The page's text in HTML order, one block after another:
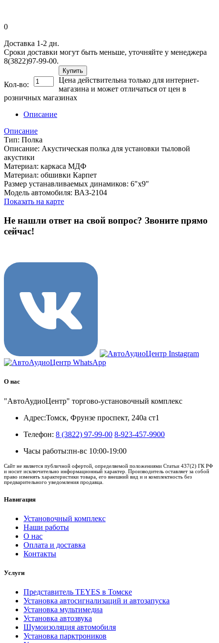
0
Доставка 1-2 дн.
Сроки доставки могут быть меньше, уточняйте у менеджера
8(3822)97-99-00.
Кол-во:
Купить
Цена действительна только для интернет-
магазина и может отличаться от цен в
розничных магазинах
Описание
Описание
Тип: Полка
Описание: Акустическая полка для установки тыловой
акустики
Материал: каркаса МДФ
Материал: обшивки Карпет
Размер устанавливаемых динамиков: 6"х9"
Модель автомобиля: ВАЗ-2104
Показать на карте
Не нашли ответ на свой вопрос? Звоните прямо
сейчас!
О нас
"АвтоАудиоЦентр" торгово-установочный комплекс
Адрес:Томск, Фрунзе проспект, 240а ст1
Телефон: 8 (3822) 97-99-00 8-923-457-9900
Часы работы:пн-вс 10:00-19:00
Сайт не является публичной офертой, определяемой положениями Статьи 437(2) ГК РФ
и носит исключительно информационный характер. Производитель оставляет за собой
право изменять характеристики товара, его внешний вид и и комплектность без
предварительного уведомления продавца.
Навигация
Установочный комплекс
Наши работы
О нас
Оплата и доставка
Контакты
Услуги
Представитель TEYES в Томске
Установка автосигнализаций и автозапуска
Установка мультимедиа
Установка автозвука
Шумоизоляция автомобиля
Установка парктроников